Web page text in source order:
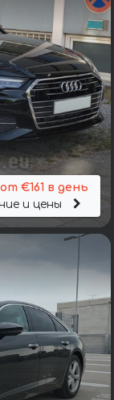
€161 в день
и цены